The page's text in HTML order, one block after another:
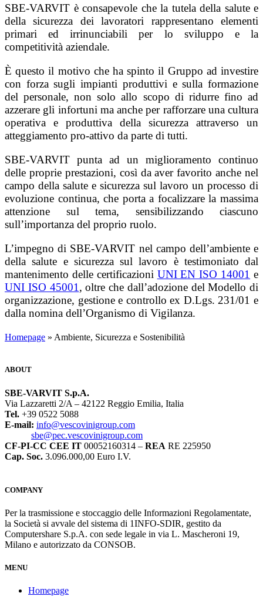
SBE-VARVIT è consapevole che la tutela della salute e
della sicurezza dei lavoratori rappresentano elementi
primari ed irrinunciabili per lo sviluppo e la
competitività aziendale.
È questo il motivo che ha spinto il Gruppo ad investire
con forza sugli impianti produttivi e sulla formazione
del personale, non solo allo scopo di ridurre fino ad
azzerare gli infortuni ma anche per rafforzare una cultura
operativa e produttiva della sicurezza attraverso un
atteggiamento pro-attivo da parte di tutti.
SBE-VARVIT punta ad un miglioramento continuo
delle proprie prestazioni, così da aver favorito anche nel
campo della salute e sicurezza sul lavoro un processo di
evoluzione continua, che porta a focalizzare la massima
attenzione sul tema, sensibilizzando ciascuno
sull’importanza del proprio ruolo.
L’impegno di SBE-VARVIT nel campo dell’ambiente e
della salute e sicurezza sul lavoro è testimoniato dal
mantenimento delle certificazioni UNI EN ISO 14001 e
UNI ISO 45001 , oltre che dall’adozione del Modello di
organizzazione, gestione e controllo ex D.Lgs. 231/01 e
dalla nomina dell’Organismo di Vigilanza.
Homepage » Ambiente, Sicurezza e Sostenibilità
ABOUT
SBE-VARVIT S.p.A.
Via Lazzaretti 2/A – 42122 Reggio Emilia, Italia
Tel. +39 0522 5088
E-mail: info@vescovinigroup.com
sbe@pec.vescovinigroup.com
CF-PI-CC CEE IT 00052160314 – REA RE 225950
Cap. Soc. 3.096.000,00 Euro I.V.
COMPANY
Per la trasmissione e stoccaggio delle Informazioni Regolamentate,
la Società si avvale del sistema di 1INFO-SDIR, gestito da
Computershare S.p.A. con sede legale in via L. Mascheroni 19,
Milano e autorizzato da CONSOB.
MENU
Homepage